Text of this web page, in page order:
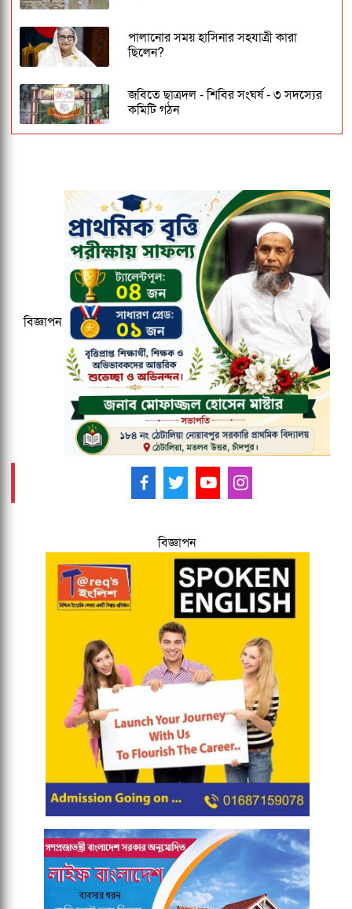
পালানোর সময় হাসিনার সহযাত্রী কারা
ছিলেন?
জবিতে ছাত্রদল - শিবির সংঘর্ষ - ৩ সদস্যের
কমিটি গঠন
জকসু ভিপি ও জিএসকে ক্যাম্পাসছাড়া করল
ছাত্রদল
বাংলাদেশ জনরাষ্ট্র আন্দোলন নামে নতুন
রাজনৈতিক দলের আত্মপ্রকাশ
অর্থের সংকটে থমকে আছে হাফেজ ইব্রাহিমের
চিকিৎসা, সহায়তার আবেদন
বিজ্ঞাপন
বিজ্ঞাপন